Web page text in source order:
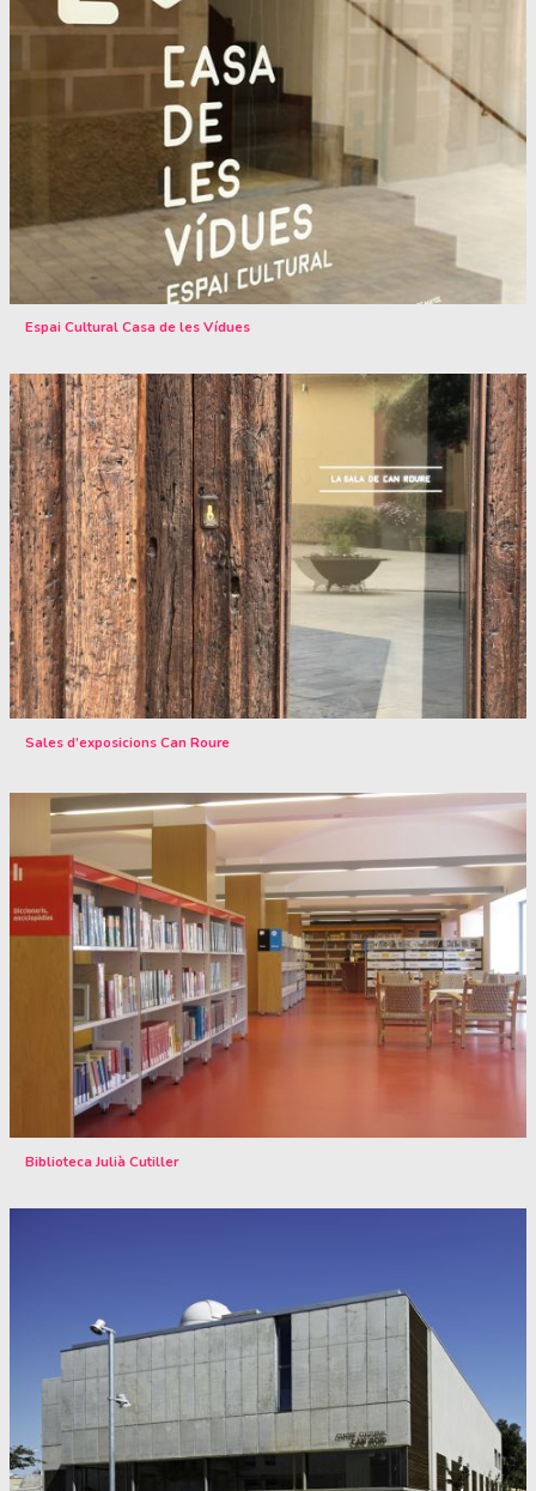
Espai Cultural Casa de les Vídues
Sales d’exposicions Can Roure
Biblioteca Julià Cutiller